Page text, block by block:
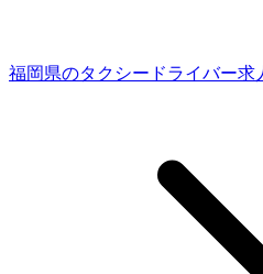
福岡県のタクシードライバー求